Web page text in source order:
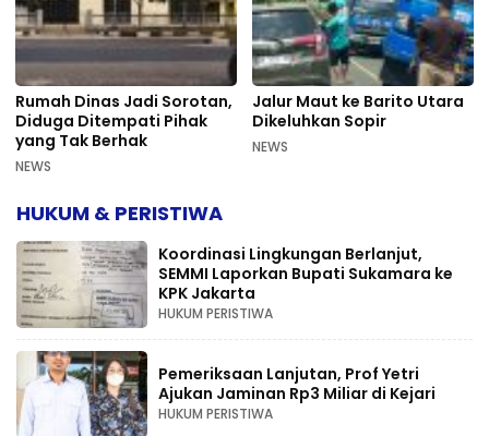
Rumah Dinas Jadi Sorotan,
Diduga Ditempati Pihak
yang Tak Berhak
NEWS
Jalur Maut ke Barito Utara
Dikeluhkan Sopir
NEWS
HUKUM & PERISTIWA
Koordinasi Lingkungan Berlanjut,
SEMMI Laporkan Bupati Sukamara ke
KPK Jakarta
HUKUM PERISTIWA
Pemeriksaan Lanjutan, Prof Yetri
Ajukan Jaminan Rp3 Miliar di Kejari
HUKUM PERISTIWA